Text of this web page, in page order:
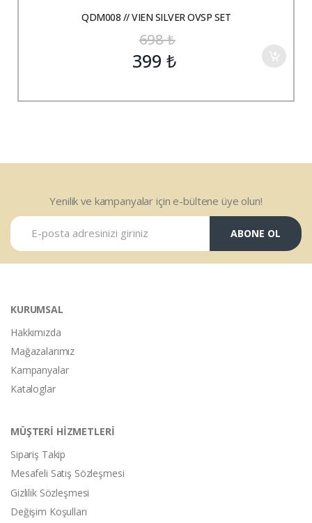
QDM008 // VIEN SILVER OVSP SET
698₺
399 ₺
Yenilik ve kampanyalar için e-bültene üye olun!
ABONE OL
KURUMSAL
Hakkımızda
Mağazalarımız
Kampanyalar
Kataloglar
MÜŞTERİ HİZMETLERİ
Sipariş Takip
Mesafeli Satış Sözleşmesi
Gizlilik Sözleşmesi
Değişim Koşulları